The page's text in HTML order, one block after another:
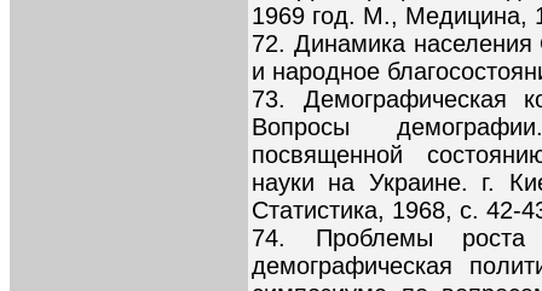
1969 год. М., Медицина,
72. Динамика
и народное
73. Демографическая
Вопросы
посвященной
науки на Украине. г.
Статистика, 1968, с. 42-
74. Проблемы
демографическая